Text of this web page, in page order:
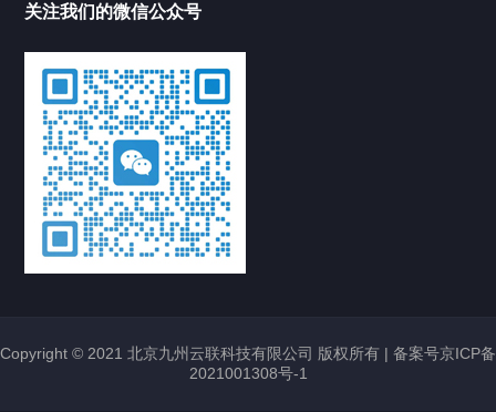
关注我们的微信公众号
Copyright © 2021 北京九州云联科技有限公司 版权所有 | 备案号京ICP备
2021001308号-1